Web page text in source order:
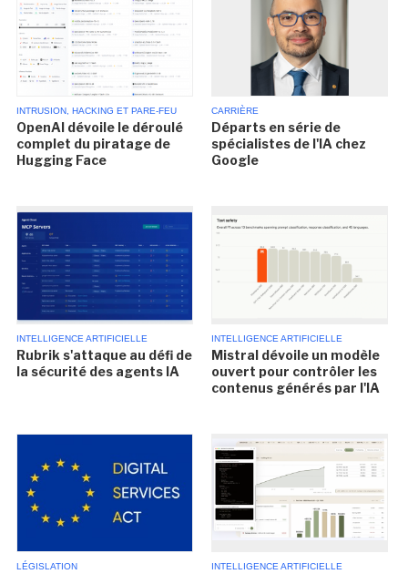
INTRUSION, HACKING ET PARE-FEU
OpenAI dévoile le déroulé
complet du piratage de
Hugging Face
CARRIÈRE
Départs en série de
spécialistes de l'IA chez
Google
INTELLIGENCE ARTIFICIELLE
Rubrik s'attaque au défi de
la sécurité des agents IA
INTELLIGENCE ARTIFICIELLE
Mistral dévoile un modèle
ouvert pour contrôler les
contenus générés par l'IA
LÉGISLATION INTELLIGENCE ARTIFICIELLE